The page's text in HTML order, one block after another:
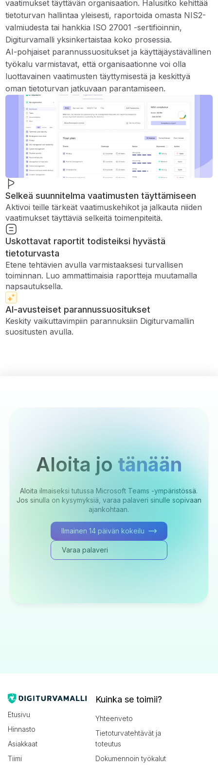
vaatimukset täyttävän organisaation. Halusitko kehittää
tietoturvan hallintaa yleisesti, raportoida omasta NIS2-
valmiudesta tai hankkia ISO 27001 -sertifioinnin,
Digiturvamalli yksinkertaistaa koko prosessia.
AI-pohjaiset parannussuositukset ja käyttäjäystävällinen
työkalu varmistavat, että organisaationne voi olla
luottavainen vaatimusten täyttymisestä ja keskittyä
oman tietoturvan jatkuvaan parantamiseen.
Selkeä suunnitelma vaatimusten täyttämiseen
Aktivoi teille tärkeät vaatimuskehikot ja jalkauta niiden
vaatimukset täyttäviä selkeitä toimenpiteitä.
Uskottavat raportit todisteiksi hyvästä
tietoturvasta
Etene tehtävien avulla varmistaaksesi turvallisen
toiminnan. Luo ammattimaisia ​​raportteja muutamalla
napsautuksella.
AI-avusteiset parannussuositukset
Keskity vaikuttavimpiin parannuksiin Digiturvamallin
suositusten avulla.
Aloita jo tänään
Aloita ilmaiseksi tutussa Microsoft Teams -ympäristössä.
Jos sinulla on kysymyksiä, varaa palaveri sinulle sopivaan
ajankohtaan.
Ilmainen 14 päivän kokeilu
Varaa palaveri
Etusivu
Hinnasto
Asiakkaat
Tiimi
Kuinka se toimii?
Yhteenveto
Tietoturvatehtävät ja
toteutus
Dokumennoin työkalut